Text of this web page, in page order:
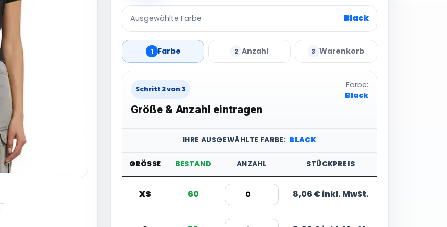
Ausgewählte Farbe Black
1 Farbe 2 Anzahl 3 Warenkorb
Schritt 2 von 3
Größe & Anzahl eintragen
Farbe:
Black
IHRE AUSGEWÄHLTE FARBE: BLACK
GRÖSSE BESTAND ANZAHL STÜCKPREIS
XS 60 8,06 € inkl. MwSt.